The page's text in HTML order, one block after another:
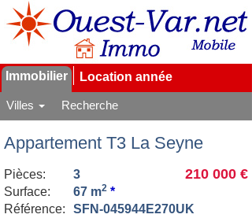
Immobilier Location année
Villes Recherche
Appartement T3 La Seyne
210 000 €
Pièces:
3
Surface:
67 m2 *
Référence:
SFN-045944E270UK